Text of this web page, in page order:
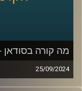
מה קורה בסודאן
25/09/2024
אחרי שנים של